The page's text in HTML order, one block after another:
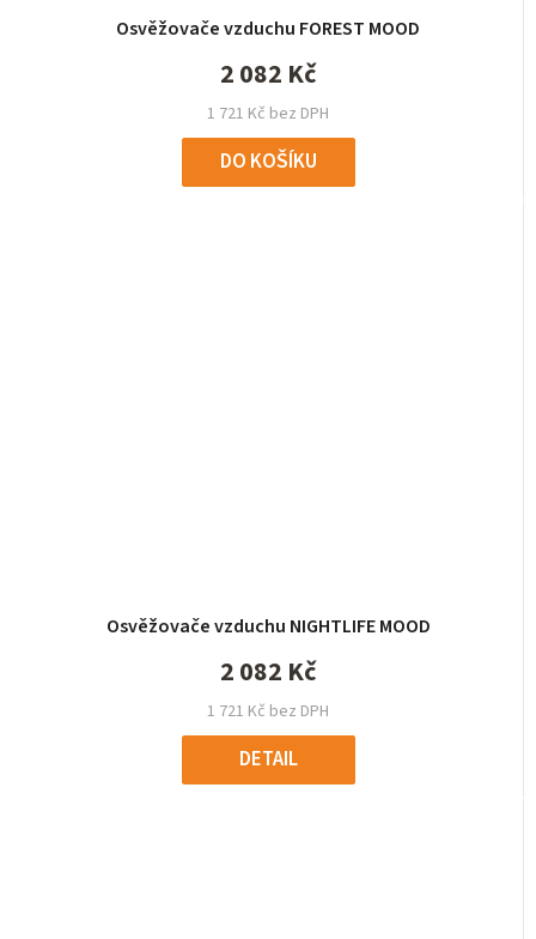
Osvěžovače vzduchu FOREST MOOD
1 721 Kč bez DPH
2 082 Kč
DO KOŠÍKU
Osvěžovače vzduchu NIGHTLIFE MOOD
1 721 Kč bez DPH
2 082 Kč
DETAIL